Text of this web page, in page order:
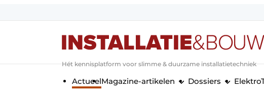
Algemene voorwaarden
Banner overzicht
BedrijvenAanmeldenBedankt voor de aanmelding
Hét kennisplatform voor slimme & duurzame installatietechniek
ActueelMagazine-artikelen Dossiers